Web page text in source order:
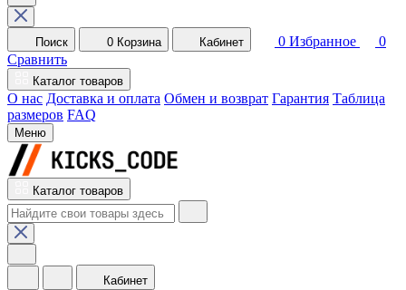
Поиск 0 Корзина Кабинет 0 Избранное
0
Сравнить
Каталог товаров
О нас Доставка и оплата Обмен и возврат Гарантия Таблица
размеров FAQ
Меню
Каталог товаров
Кабинет